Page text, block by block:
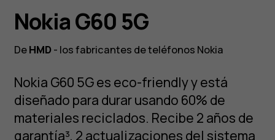
Nokia G60 5G
DeHMD- los fabricantes de teléfonos Nokia
Nokia G60 5G es eco-friendly y está
diseñado para durar usando 60% de
materiales reciclados. Recibe 2 años de
garantía³, 2 actualizaciones del sistema